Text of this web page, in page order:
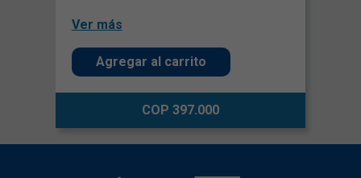
Ver más
Agregar al carrito
COP 397.000